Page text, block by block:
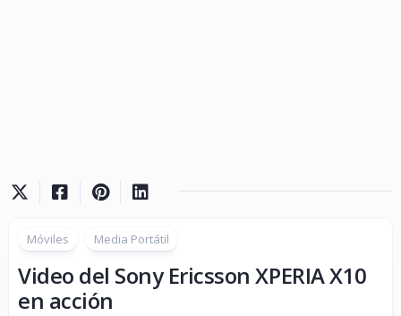
Móviles Media Portátil
Video del Sony Ericsson XPERIA X10
en acción